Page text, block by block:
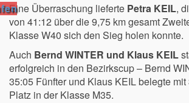
Eine Überraschung lieferte Petra KEIL,
von 41:12 über die 9,75 km gesamt
Klasse W40 sich den Sieg holen konnte.
Auch Bernd WINTER und Klaus KEIL
erfolgreich in den Bezirkscup – Bernd
35:05 Fünfter und Klaus KEIL belegte mit
Platz in der Klasse M35.